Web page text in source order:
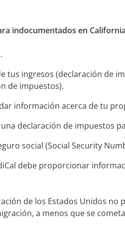
indocumentados en
tus ingresos (declaración de
de impuestos).
información acerca de tu
declaración de impuestos
social (Social Security
debe proporcionar
de los Estados Unidos
a menos que se